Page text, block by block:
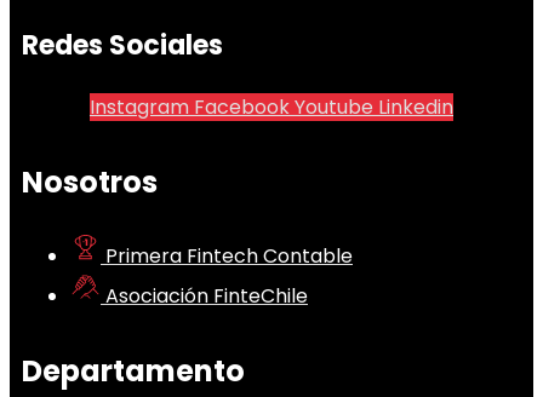
Redes Sociales
Instagram FacebookYoutube Linkedin
Nosotros
Primera Fintech Contable
Asociación FinteChile
Departamento